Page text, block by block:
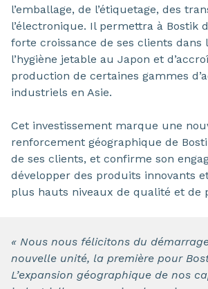
l’emballage, de l’étiquetage, des
l’électronique. Il permettra à Bostik
forte croissance de ses clients dans
l’hygiène jetable au Japon et
production de certaines gammes
industriels en Asie.
Cet investissement marque une
renforcement géographique de
de ses clients, et confirme son
développer des produits innovants
plus hauts niveaux de qualité et de
« Nous nous félicitons du
nouvelle unité, la première pour
L’expansion géographique de nos